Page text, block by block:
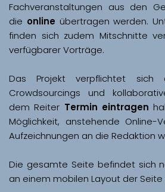
Fachveranstaltungen aus den
die online übertragen werden.
finden sich zudem Mitschnitte
Das Projekt verpflichtet sich
Crowdsourcings und
dem Reiter Termin eintragen
Möglichkeit, anstehende Online-
Aufzeichnungen an die Redaktion
Die gesamte Seite befindet sich